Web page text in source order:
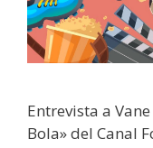
Entrevista a
Bola» del Canal